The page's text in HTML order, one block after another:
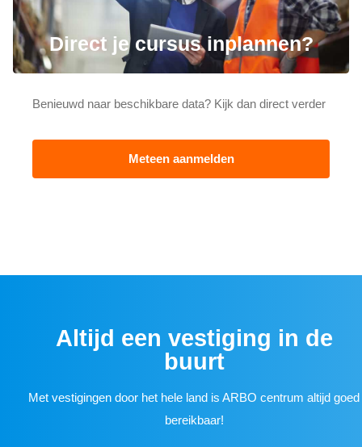
Direct je cursus inplannen?
Benieuwd naar beschikbare data? Kijk dan direct verder
Meteen aanmelden
Altijd een vestiging in de
buurt
Met vestigingen door het hele land is ARBO centrum altijd goed
bereikbaar!